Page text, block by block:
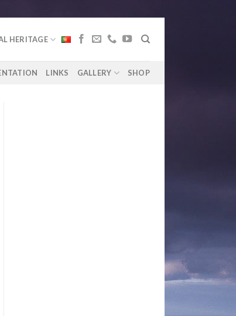
HERITAGE
LINKS GALLERY SHOP